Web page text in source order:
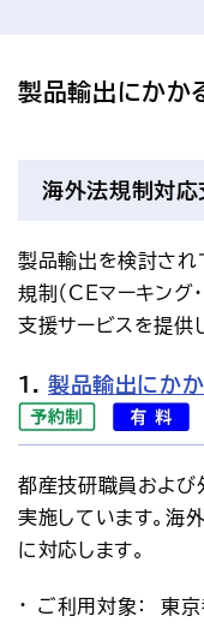
アクセス
プレスリリース
製品輸出にかか
海外法規制対応
製品輸出を検討され
規制（CEマーキング
支援サービスを提供
1. 製品輸出にか
都産技研職員および
実施しています。海
に対応します。
ご利用対象： 東